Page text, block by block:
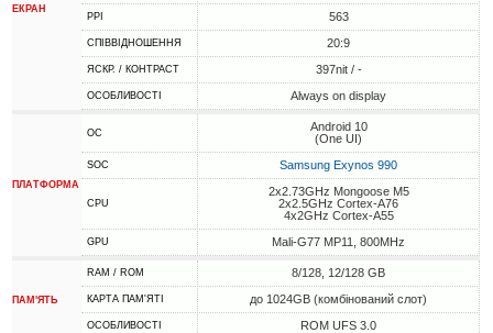
ЕКРАН
PPI 563
СПІВВІДНОШЕННЯ 20:9
ЯСКР. / КОНТРАСТ 397nit / -
ОСОБЛИВОСТІ Always on display
ПЛАТФОРМА
ОС
Android 10
(One UI)
SOC Samsung Exynos 990
CPU
2x2.73GHz Mongoose M5
2x2.5GHz Cortex-A76
4x2GHz Cortex-A55
GPU Mali-G77 MP11, 800MHz
ПАМ'ЯТЬ
RAM / ROM 8/128, 12/128 GB
КАРТА ПАМ'ЯТІ до 1024GB (комбінований слот)
ОСОБЛИВОСТІ ROM UFS 3.0